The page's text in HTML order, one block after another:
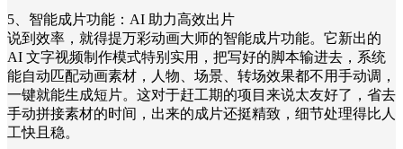
5、智能成片功能：AI 助力高效出片
说到效率，就得提万彩动画大师的智能成片功能。它新出的
AI 文字视频制作模式特别实用，把写好的脚本输进去，系统
能自动匹配动画素材，人物、场景、转场效果都不用手动调，
一键就能生成短片。这对于赶工期的项目来说太友好了，省去
手动拼接素材的时间，出来的成片还挺精致，细节处理得比人
工快且稳。